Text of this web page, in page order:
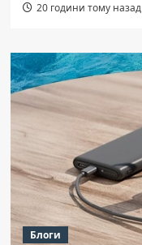
20 години тому назад
Блоги